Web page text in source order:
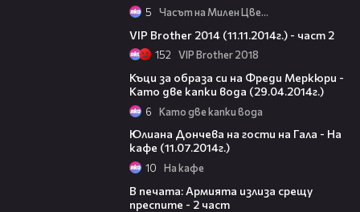
5 Часът на Милен Цветков
VIP Brother 2014 (11.11.2014г.) - част 2
152 VIP Brother 2018
Къци за образа си на Фреди Меркюри -
Като две капки вода (29.04.2014г.)
6 Като две капки вода
Юлиана Дончева на гости на Гала - На
кафе (11.07.2014г.)
10 На кафе
В печата: Армията излиза срещу
преспите - 2 част